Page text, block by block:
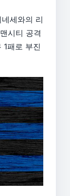
세와의 리
시티 공격
1패로 부진